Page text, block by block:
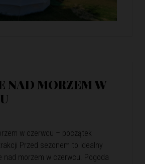
NAD MORZEM W
w czerwcu – początek
Przed sezonem to idealny
nad morzem w czerwcu. Pogoda